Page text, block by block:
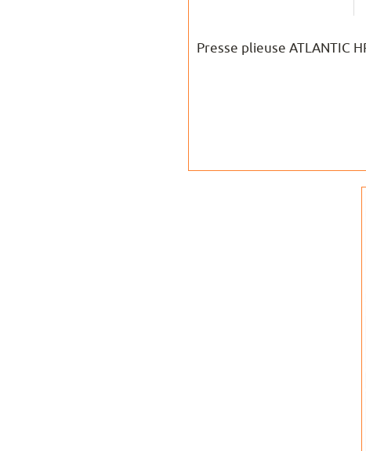
Presse plieuse ATLANTIC